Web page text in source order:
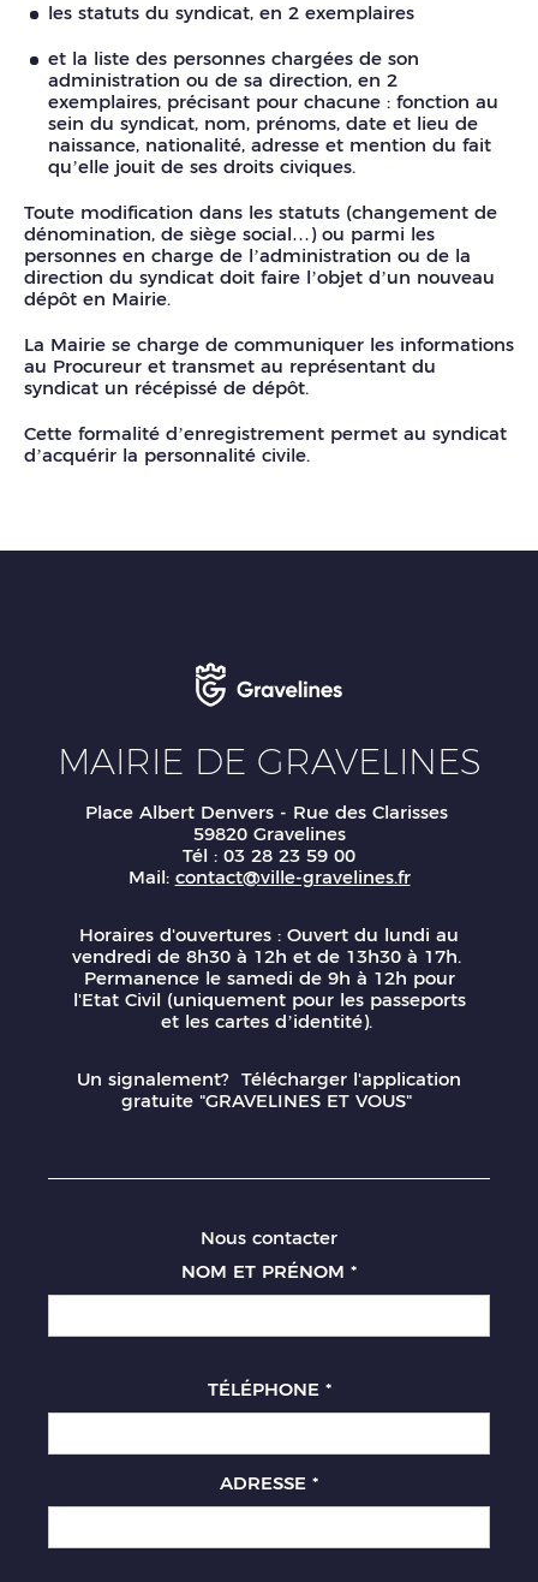
les statuts du syndicat, en 2 exemplaires
et la liste des personnes chargées de son
administration ou de sa direction, en 2
exemplaires, précisant pour chacune : fonction au
sein du syndicat, nom, prénoms, date et lieu de
naissance, nationalité, adresse et mention du fait
qu’elle jouit de ses droits civiques.
Toute modification dans les statuts (changement de
dénomination, de siège social…) ou parmi les
personnes en charge de l’administration ou de la
direction du syndicat doit faire l’objet d’un nouveau
dépôt en Mairie.
La Mairie se charge de communiquer les informations
au Procureur et transmet au représentant du
syndicat un récépissé de dépôt.
Cette formalité d’enregistrement permet au syndicat
d’acquérir la personnalité civile.
MAIRIE DE GRAVELINES
Place Albert Denvers - Rue des Clarisses
59820 Gravelines
Tél : 03 28 23 59 00
Mail: contact@ville-gravelines.fr
Horaires d'ouvertures : Ouvert du lundi au
vendredi de 8h30 à 12h et de 13h30 à 17h.
Permanence le samedi de 9h à 12h pour
l'Etat Civil (uniquement pour les passeports
et les cartes d’identité).
Un signalement? Télécharger l'application
gratuite "GRAVELINES ET VOUS"
Nous contacter
NOM ET PRÉNOM *
TÉLÉPHONE *
ADRESSE *